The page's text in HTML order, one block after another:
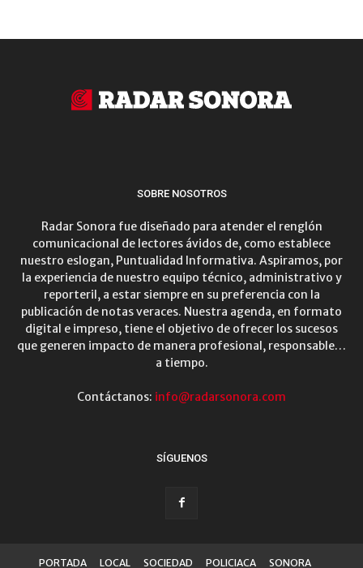
SOBRE NOSOTROS
Radar Sonora fue diseñado para atender el renglón
comunicacional de lectores ávidos de, como establece
nuestro eslogan, Puntualidad Informativa. Aspiramos, por
la experiencia de nuestro equipo técnico, administrativo y
reporteril, a estar siempre en su preferencia con la
publicación de notas veraces. Nuestra agenda, en formato
digital e impreso, tiene el objetivo de ofrecer los sucesos
que generen impacto de manera profesional, responsable…
a tiempo.
Contáctanos: info@radarsonora.com
SÍGUENOS
PORTADA LOCAL SOCIEDAD POLICIACA SONORA